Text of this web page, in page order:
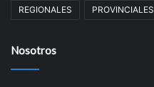
REGIONALES PROVINCIALES
Nosotros